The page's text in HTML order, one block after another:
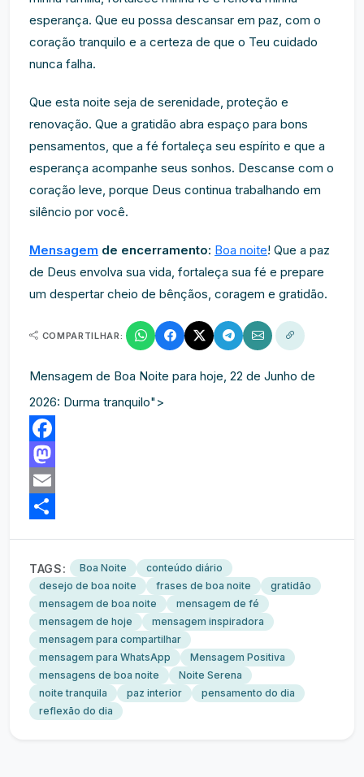
esperança. Que eu possa descansar em paz, com o
coração tranquilo e a certeza de que o Teu cuidado
nunca falha.
Que esta noite seja de serenidade, proteção e
renovação. Que a gratidão abra espaço para bons
pensamentos, que a fé fortaleça seu espírito e que a
esperança acompanhe seus sonhos. Descanse com o
coração leve, porque Deus continua trabalhando em
silêncio por você.
Mensagem de encerramento: Boa noite! Que a paz
de Deus envolva sua vida, fortaleça sua fé e prepare
um despertar cheio de bênçãos, coragem e gratidão.
COMPARTILHAR:
Mensagem de Boa Noite para hoje, 22 de Junho de
2026: Durma tranquilo">
Facebook
Mastodon
Email
TAGS: Boa Noite
conteúdo diário
desejo de boa noite
frases de boa noite
gratidão
mensagem de boa noite
mensagem de fé
mensagem de hoje
mensagem inspiradora
mensagem para compartilhar
mensagem para WhatsApp
Mensagem Positiva
mensagens de boa noite
Noite Serena
noite tranquila
paz interior
pensamento do dia
reflexão do dia